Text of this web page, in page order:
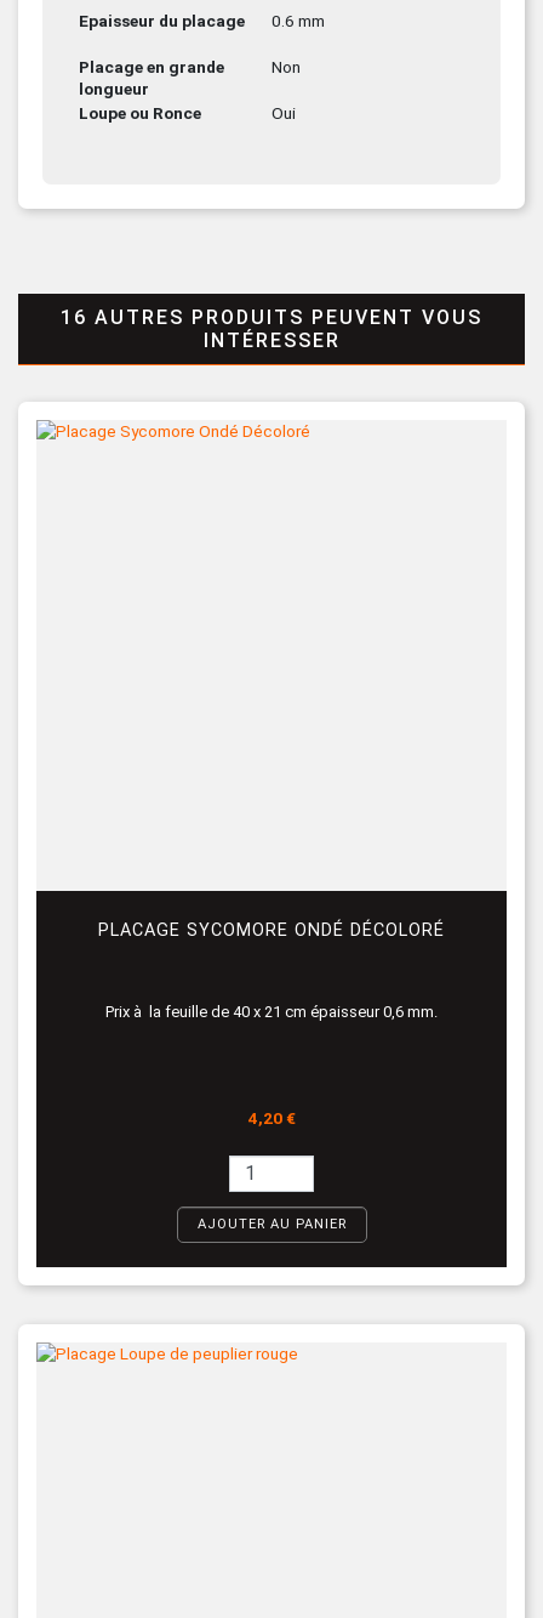
Epaisseur du placage 0.6 mm
Placage en grande
longueur
Non
Loupe ou Ronce Oui
16 AUTRES PRODUITS PEUVENT VOUS
INTÉRESSER
PLACAGE SYCOMORE ONDÉ DÉCOLORÉ
Prix à la feuille de 40 x 21 cm épaisseur 0,6 mm.
Prix
4,20 €
AJOUTER AU PANIER